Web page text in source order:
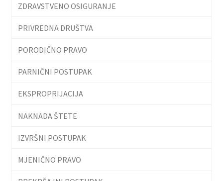
ZDRAVSTVENO OSIGURANJE
PRIVREDNA DRUŠTVA
PORODIČNO PRAVO
PARNIČNI POSTUPAK
EKSPROPRIJACIJA
NAKNADA ŠTETE
IZVRŠNI POSTUPAK
MJENIČNO PRAVO